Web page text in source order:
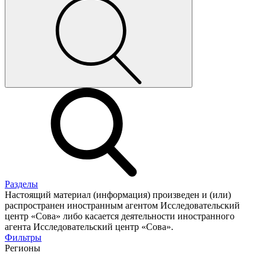
Разделы
Настоящий материал (информация) произведен и (или)
распространен иностранным агентом Исследовательский
центр «Сова» либо касается деятельности иностранного
агента Исследовательский центр «Сова».
Фильтры
Регионы